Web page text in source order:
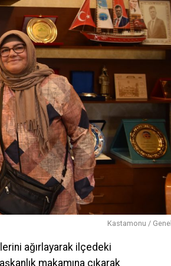
Kastamonu / Genel
ağırlayarak ilçedeki
makamına çıkarak